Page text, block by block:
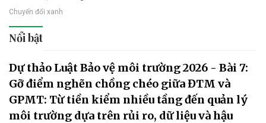
Chuyển đổi xanh
Nổi bật
Dự thảo Luật Bảo vệ môi trường 2026 - Bài 7:
Gỡ điểm nghẽn chồng chéo giữa ĐTM và
GPMT: Từ tiền kiểm nhiều tầng đến quản lý
môi trường dựa trên rủi ro, dữ liệu và hậu